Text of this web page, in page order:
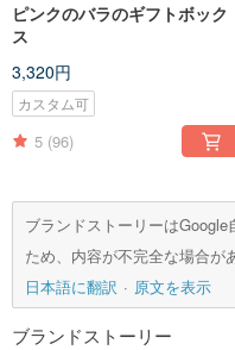
ピンクのバラのギフトボック
ス
3,320円
カスタム可
5 (96)
ブランドストーリーは
ため、内容が不完全な場合が
日本語に翻訳
原文を表示
ブランドストーリー